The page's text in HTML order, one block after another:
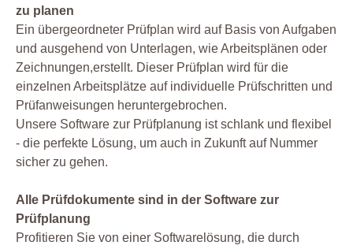
zu planen
Ein übergeordneter Prüfplan wird auf Basis von Aufgaben
und ausgehend von Unterlagen, wie Arbeitsplänen oder
Zeichnungen,erstellt. Dieser Prüfplan wird für die
einzelnen Arbeitsplätze auf individuelle Prüfschritten und
Prüfanweisungen heruntergebrochen.
Unsere Software zur Prüfplanung ist schlank und flexibel
- die perfekte Lösung, um auch in Zukunft auf Nummer
sicher zu gehen.
Alle Prüfdokumente sind in der Software zur
Prüfplanung
Profitieren Sie von einer Softwarelösung, die durch